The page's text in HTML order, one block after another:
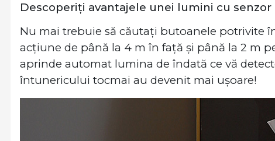
Descoperiți avantajele unei lumini cu senzor
Nu mai trebuie să căutați butoanele potrivite
acțiune de până la 4 m în față și până la 2 m
aprinde automat lumina de îndată ce vă
întunericului tocmai au devenit mai ușoare!